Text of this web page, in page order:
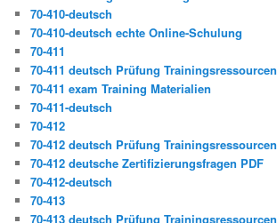
70-410-deutsch
70-410-deutsch echte Online-Schulung
70-411
70-411 deutsch Prüfung Trainingsressourcen
70-411 exam Training Materialien
70-411-deutsch
70-412
70-412 deutsch Prüfung Trainingsressourcen
70-412 deutsche Zertifizierungsfragen PDF
70-412-deutsch
70-413
70-413 deutsch Prüfung Trainingsressourcen